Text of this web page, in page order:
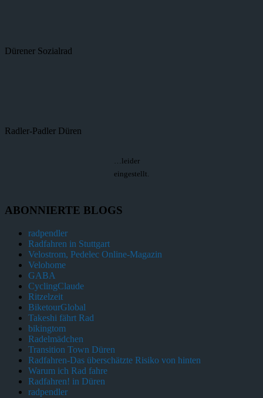
Dürener Sozialrad
Radler-Padler Düren
…leider
eingestellt.
ABONNIERTE BLOGS
radpendler
Radfahren in Stuttgart
Velostrom, Pedelec Online-Magazin
Velohome
GABA
CyclingClaude
Ritzelzeit
BiketourGlobal
Takeshi fährt Rad
bikingtom
Radelmädchen
Transition Town Düren
Radfahren-Das überschätzte Risiko von hinten
Warum ich Rad fahre
Radfahren! in Düren
radpendler